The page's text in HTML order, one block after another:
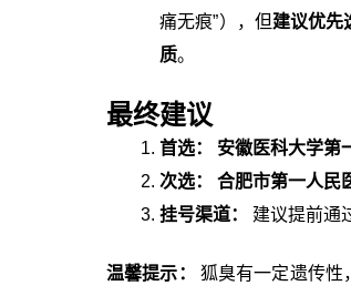
痛无痕”），但建议优先
质。
最终建议
首选： 安徽医科大学第
次选：
合肥市第一人民
挂号渠道：
建议提前通
温馨提示： 狐臭有一定遗传性